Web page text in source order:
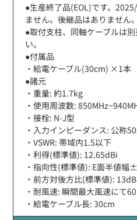
●生産終了品(EOL)です。
ません。後継品はありません。
●取付支柱、同軸ケーブルは
い。
●付属品
・給電ケーブル(30cm) ×1本
●諸元
・重量: 約1.7kg
・使用周波数:
・接栓: N-J型
・入力インピーダンス: 公称
・VSWR: 帯域内1.5以下
・利得(標準値): 12.65dBi
・指向性(標準値): E面半値
・前方対後方比(標準値): 13dB
・耐風速: 瞬間最大風速にて
・給電ケーブル長: 30cm